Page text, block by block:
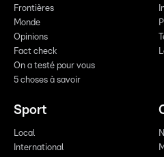
Frontières
Monde
Opinions
Fact check
On a testé pour vous
5 choses à savoir
Sport
Local
International